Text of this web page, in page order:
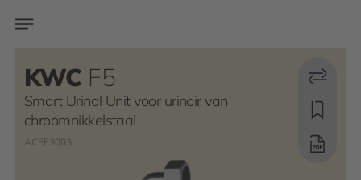
KWC F5
Smart Urinal Unit voor urinoir van
chroomnikkelstaal
ACEF3003